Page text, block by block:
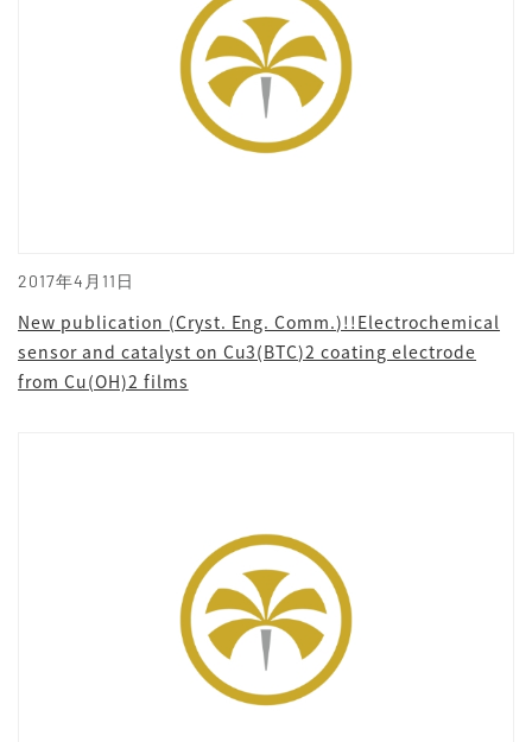
2017年4月11日
New publication (Cryst. Eng. Comm.)!!Electrochemical
sensor and catalyst on Cu3(BTC)2 coating electrode
from Cu(OH)2 films